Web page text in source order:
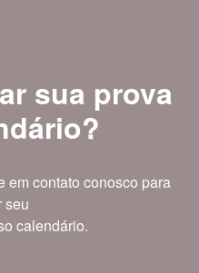
sua prova
em contato conosco para
seu
calendário.